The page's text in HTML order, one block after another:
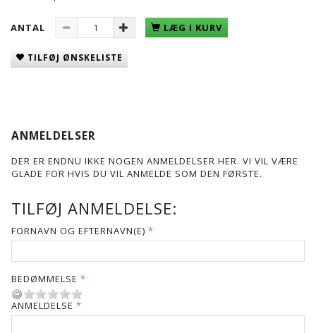
ANTAL LÆG I KURV
TILFØJ ØNSKELISTE
ANMELDELSER
DER ER ENDNU IKKE NOGEN ANMELDELSER HER. VI VIL VÆRE
GLADE FOR HVIS DU VIL ANMELDE SOM DEN FØRSTE.
TILFØJ ANMELDELSE:
FORNAVN OG EFTERNAVN(E)
BEDØMMELSE
ANMELDELSE